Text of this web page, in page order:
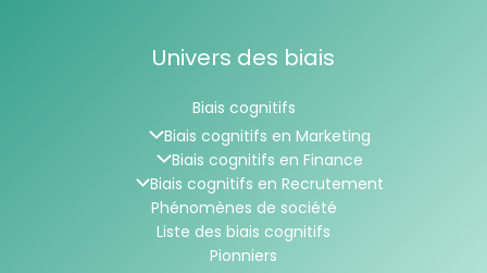
Univers des biais
Biais cognitifs
Biais cognitifs en Marketing
Biais cognitifs en Finance
Biais cognitifs en Recrutement
Phénomènes de société
Liste des biais cognitifs
Pionniers